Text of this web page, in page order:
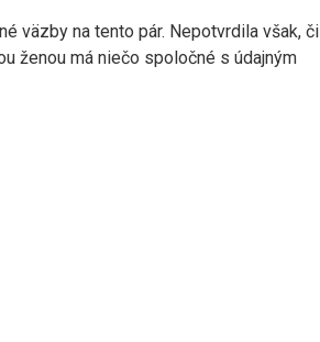
väzby na tento pár. Nepotvrdila však, či
ženou má niečo spoločné s údajným